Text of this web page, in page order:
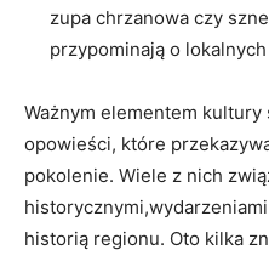
zupa chrzanowa czy
przypominają o
Ważnym elementem
opowieści, które
pokolenie. Wiele z nich
historią regionu. Oto kilka